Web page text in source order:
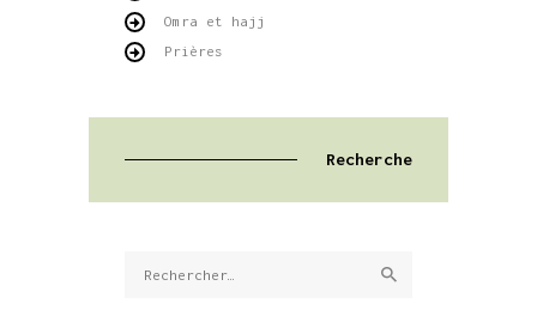
Omra et hajj
Prières
Recherche